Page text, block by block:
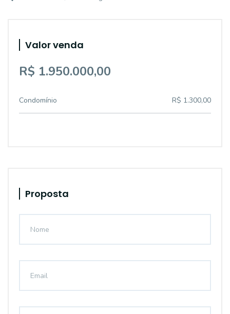
Valor venda
R$ 1.950.000,00
Condomínio R$ 1.300,00
Proposta